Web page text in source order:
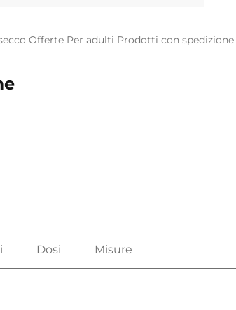
Offerte Per adulti Prodotti con spedizione